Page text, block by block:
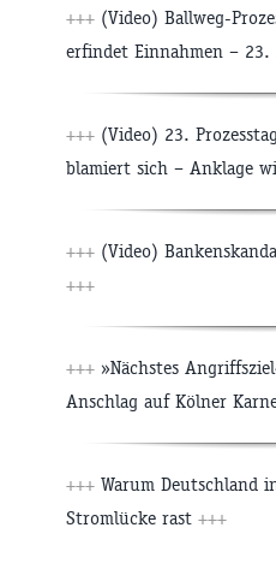
+++ (Video) Ballweg-
erfindet Einnahmen – 23.
+++ (Video) 23.
blamiert sich – Anklage
+++ (Video)
+++
+++ »Nächstes
Anschlag auf Kölner
+++ Warum Deutschland
Stromlücke rast +++